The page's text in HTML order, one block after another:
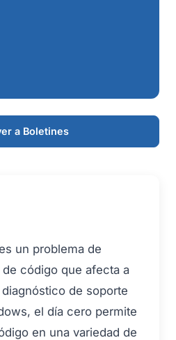
un problema de
código que afecta a
de soporte
el día cero permite
en una variedad de
a Boletines